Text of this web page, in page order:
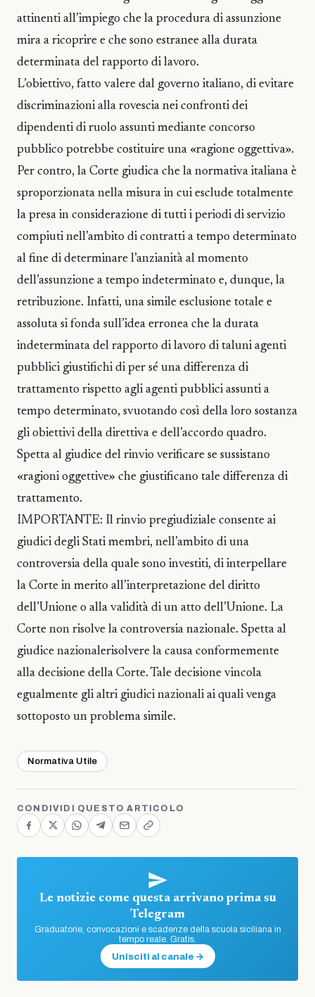
attinenti all’impiego che la procedura di assunzione
mira a ricoprire e che sono estranee alla durata
determinata del rapporto di lavoro.
L’obiettivo, fatto valere dal governo italiano, di evitare
discriminazioni alla rovescia nei confronti dei
dipendenti di ruolo assunti mediante concorso
pubblico potrebbe costituire una «ragione oggettiva».
Per contro, la Corte giudica che la normativa italiana è
sproporzionata nella misura in cui esclude totalmente
la presa in considerazione di tutti i periodi di servizio
compiuti nell’ambito di contratti a tempo determinato
al fine di determinare l’anzianità al momento
dell’assunzione a tempo indeterminato e, dunque, la
retribuzione. Infatti, una simile esclusione totale e
assoluta si fonda sull’idea erronea che la durata
indeterminata del rapporto di lavoro di taluni agenti
pubblici giustifichi di per sé una differenza di
trattamento rispetto agli agenti pubblici assunti a
tempo determinato, svuotando così della loro sostanza
gli obiettivi della direttiva e dell’accordo quadro.
Spetta al giudice del rinvio verificare se sussistano
«ragioni oggettive» che giustificano tale differenza di
trattamento.
IMPORTANTE: Il rinvio pregiudiziale consente ai
giudici degli Stati membri, nell’ambito di una
controversia della quale sono investiti, di interpellare
la Corte in merito all’interpretazione del diritto
dell’Unione o alla validità di un atto dell’Unione. La
Corte non risolve la controversia nazionale. Spetta al
giudice nazionalerisolvere la causa conformemente
alla decisione della Corte. Tale decisione vincola
egualmente gli altri giudici nazionali ai quali venga
sottoposto un problema simile.
Normativa Utile
CONDIVIDI QUESTO ARTICOLO
Le notizie come questa arrivano prima su
Telegram
Graduatorie, convocazioni e scadenze della scuola siciliana in
tempo reale. Gratis.
Unisciti al canale →